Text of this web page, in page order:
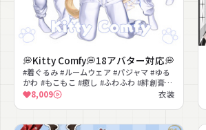
💭Kitty Comfy💭18アバター対応💭
#着ぐるみ #ルームウェア #パジャマ #ゆる
かわ #もこもこ #癒し #ふわふわ #絆創膏
#MA対応 #lilToon対応
8,009 衣装